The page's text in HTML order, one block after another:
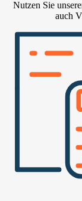
Nutzen Sie
auch